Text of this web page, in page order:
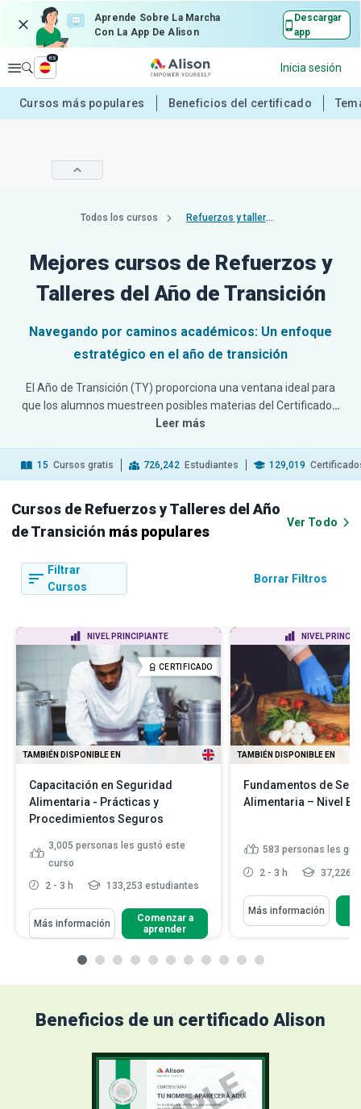
Aprende Sobre La Marcha
Con La App De Alison
Descargar
app
Explorar
es
Inicia sesión
Cursos más populares Beneficios del certificado
Todos los cursos Refuerzos y talleres del año de transición
Mejores cursos de Refuerzos y
Talleres del Año de Transición
Navegando por caminos académicos: Un enfoque
estratégico en el año de transición
El Año de Transición (TY) proporciona una ventana ideal para
que los alumnos muestreen posibles materias del Certificado…
Leer más
15 Cursos gratis 726,242 Estudiantes 129,019
Cursos de Refuerzos y Talleres del Año
de Transición más populares
Ver Todo
Filtrar
Cursos
Borrar Filtros
NIVEL PRINCIPIANTE
CERTIFICADO
TAMBIÉN DISPONIBLE EN
Capacitación en Seguridad
Alimentaria - Prácticas y
Procedimientos Seguros
3,005 personas les gustó este
curso
2 - 3 h
133,253 estudiantes
Más información
Comenzar a
aprender
NIVEL
TAMBIÉN DISPONIBLE EN
Fundamentos de
Alimentaria – Nivel
583 personas les
2 - 3 h 37,226
Más información
Beneficios de un certificado Alison